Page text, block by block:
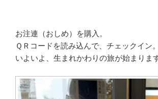
お注連（おしめ）を購入。
ＱＲコードを読み込んで、チェックイン。
いよいよ、生まれかわりの旅が始まります